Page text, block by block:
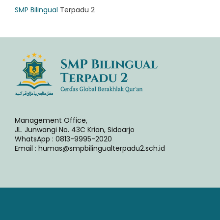
SMP Bilingual Terpadu 2
Management Office,
JL. Junwangi No. 43C Krian, Sidoarjo
WhatsApp : 0813-9995-2020
Email : humas@smpbilingualterpadu2.sch.id